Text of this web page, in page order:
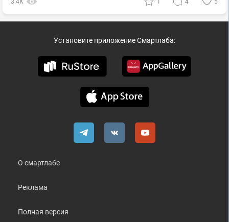
Установите приложение Смартлаба:
О смартлабе
Реклама
Полная версия